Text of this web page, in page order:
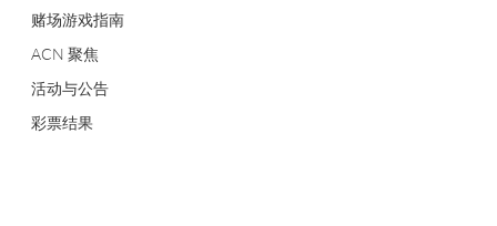
赌场游戏指南
ACN 聚焦
活动与公告
彩票结果